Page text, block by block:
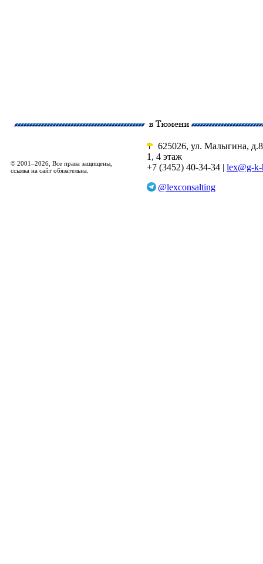
© 2001–2026, Все права защищены,
ссылка на сайт обязательна.
625026, ул. Малыгина,
1, 4 этаж
+7 (3452) 40-34-34 | lex@g-
@lexconsalting